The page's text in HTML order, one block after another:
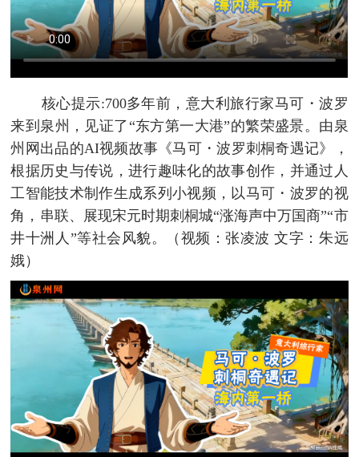
核心提示:700多年前，意大利旅行家马可・波罗
来到泉州，见证了“东方第一大港”的繁荣盛景。由泉
州网出品的AI视频故事《马可・波罗刺桐奇遇记》，
根据历史与传说，进行趣味化的故事创作，并通过人
工智能技术制作生成系列小视频，以马可・波罗的视
角，串联、展现宋元时期刺桐城“涨海声中万国商”“市
井十洲人”等社会风貌。
（视频：张凌波 文字：朱远
娥）